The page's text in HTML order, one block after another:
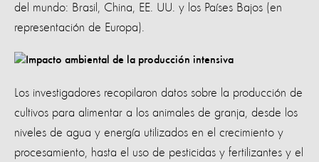
del mundo: Brasil, China, EE. UU. y los Países Bajos (en
representación de Europa).
Los investigadores recopilaron datos sobre la producción de
cultivos para alimentar a los animales de granja, desde los
niveles de agua y energía utilizados en el crecimiento y
procesamiento, hasta el uso de pesticidas y fertilizantes y el